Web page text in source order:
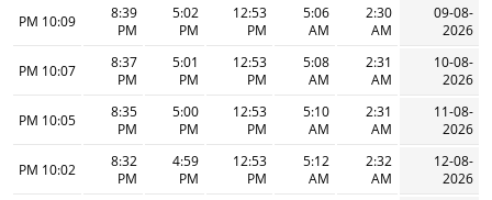
09-08-
2026
2:30
AM
5:06
AM
12:53
PM
5:02
PM
8:39
PM
10:09 PM
10-08-
2026
2:31
AM
5:08
AM
12:53
PM
5:01
PM
8:37
PM
10:07 PM
11-08-
2026
2:31
AM
5:10
AM
12:53
PM
5:00
PM
8:35
PM
10:05 PM
12-08-
2026
2:32
AM
5:12
AM
12:53
PM
4:59
PM
8:32
PM
10:02 PM